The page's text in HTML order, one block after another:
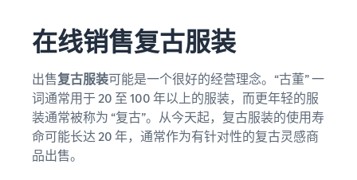
在线销售复古服装
出售复古服装可能是一个很好的经营理念。“古董” 一
词通常用于 20 至 100 年以上的服装，而更年轻的服
装通常被称为 “复古”。从今天起，复古服装的使用寿
命可能长达 20 年，通常作为有针对性的复古灵感商
品出售。